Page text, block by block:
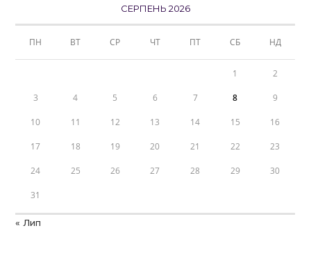
СЕРПЕНЬ 2026
ПН ВТ СР ЧТ ПТ СБ НД
1 2
3 4 5 6 7 8 9
10 11 12 13 14 15 16
17 18 19 20 21 22 23
24 25 26 27 28 29 30
31
« Лип